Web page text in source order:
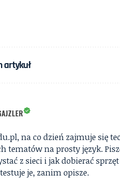
artykuł
na co dzień zajmuje
tematów na prosty język.
z sieci i jak dobierać
je, zanim opisze.